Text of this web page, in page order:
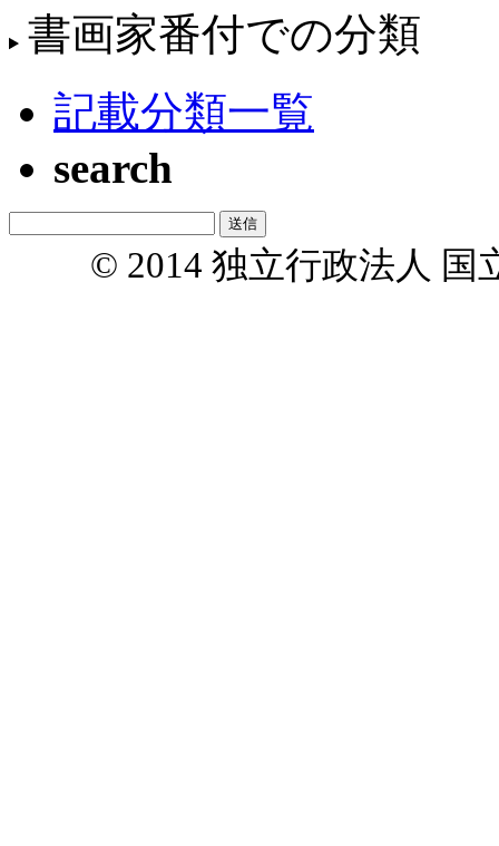
書画家番付での分類
記載分類一覧
search
© 2014 独立行政法人 国